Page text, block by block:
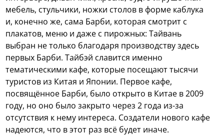
мебель, стульчики, ножки столов в форме каблука
и, конечно же, сама Барби, которая смотрит с
плакатов, меню и даже с пирожных: Тайвань
выбран не только благодаря производству здесь
первых Барби. Тайбэй славится именно
тематическими кафе, которые посещают тысячи
туристов из Китая и Японии. Первое кафе,
посвящённое Барби, было открыто в Китае в 2009
году, но оно было закрыто через 2 года из-за
отсутствия к нему интереса. Создатели нового кафе
надеются, что в этот раз всё будет иначе.